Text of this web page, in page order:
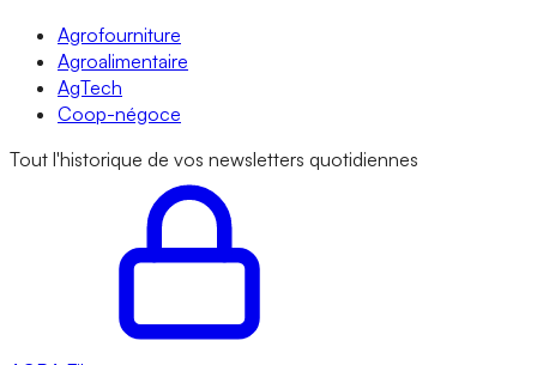
Agrofourniture
Agroalimentaire
AgTech
Coop-négoce
Tout l'historique de vos newsletters quotidiennes